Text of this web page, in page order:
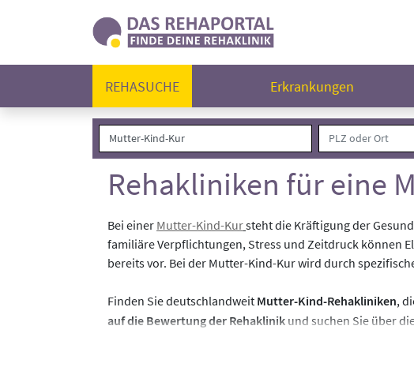
REHASUCHE Erkrankungen
Rehakliniken für eine
Bei einer Mutter-Kind-Kursteht die Kräftigung der
familiäre Verpflichtungen, Stress und Zeitdruck können
bereits vor. Bei der Mutter-Kind-Kur wird durch
Finden Sie deutschlandweit Mutter-Kind-Rehakliniken,
auf die Bewertung der Rehaklinik und suchen Sie über